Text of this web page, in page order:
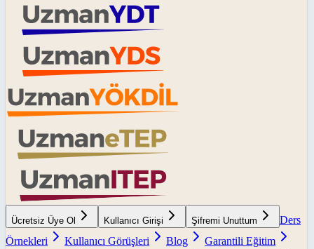
Ücretsiz Üye Ol Kullanıcı Girişi Şifremi Unuttum
Ders
Örnekleri
Kullanıcı Görüşleri Blog
Garantili Eğitim